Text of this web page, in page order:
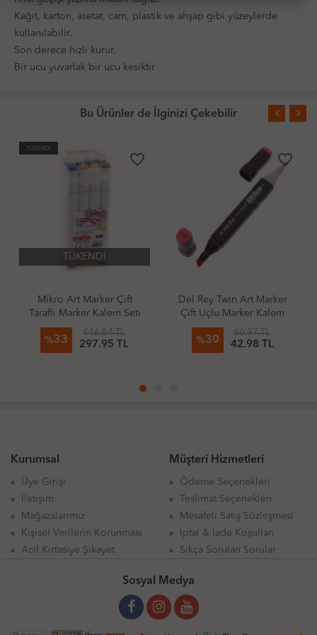
Kağıt, karton, asetat, cam, plastik ve ahşap gibi yüzeylerde
kullanılabilir.
Son derece hızlı kurur.
Bir ucu yuvarlak bir ucu kesiktir
Bu Ürünler de İlginizi Çekebilir
TÜKENDİ
favorite_border
TÜKENDİ
Mikro Art Marker Çift
Taraflı Marker Kalem Seti
12'Li
%33
446.84 TL
297.95 TL
favorite_border
Del Rey Twin Art Marker
Çift Uçlu Marker Kalem
%30
60.97 TL
42.98 TL
Kurumsal
Üye Girişi
İletişim
Mağazalarımız
Kişisel Verilerin Korunması
Acil Kırtasiye Şikayet
Müşteri Hizmetleri
Ödeme Seçenekleri
Teslimat Seçenekleri
Mesafeli Satış Sözleşmesi
İptal & İade Koşulları
Sıkça Sorulan Sorular
Sosyal Medya